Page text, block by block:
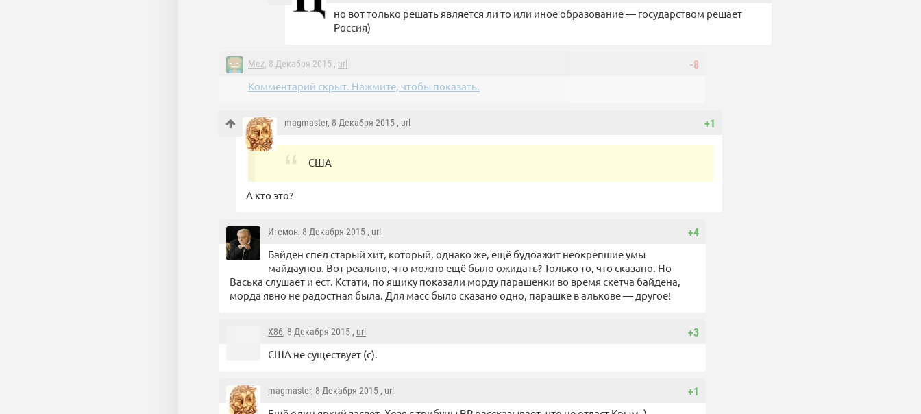
но вот только решать является ли то или иное образование — государством решает
Россия)
-8
Mez, 8 Декабря 2015 , url
Комментарий скрыт. Нажмите, чтобы показать.
+1
magmaster, 8 Декабря 2015 , url
США
А кто это?
+4
Игемон, 8 Декабря 2015 , url
Байден спел старый хит, который, однако же, ещё будоажит неокрепшие умы
майдаунов. Вот реально, что можно ещё было ожидать? Только то, что сказано. Но
Васька слушает и ест. Кстати, по ящику показали морду парашенки во время скетча байдена,
морда явно не радостная была. Для масс было сказано одно, парашке в алькове — другое!
+3
X86, 8 Декабря 2015 , url
США не существует (с).
+1
magmaster, 8 Декабря 2015 , url